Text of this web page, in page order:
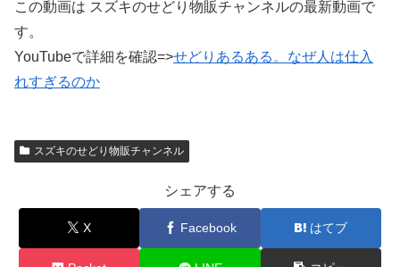
この動画は スズキのせどり物販チャンネルの最新動画で
す。
YouTubeで詳細を確認=>せどりあるある。なぜ人は仕入
れすぎるのか
スズキのせどり物販チャンネル
シェアする
X Facebook はてブ